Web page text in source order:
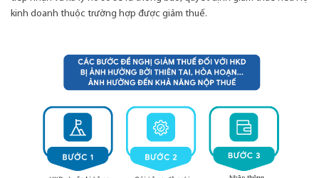
kinh doanh thuộc trường hợp được giảm thuế.